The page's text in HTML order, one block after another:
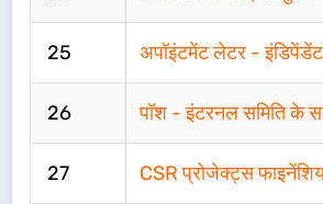
25 अपॉइंटमेंट लेटर -
26 पॉश - इंटरनल समिति के
27 CSR प्रोजेक्ट्स